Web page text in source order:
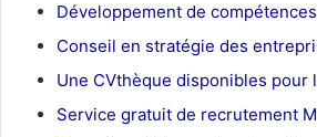
Développement de
Conseil en stratégie des
Une CVthèque disponibles pour
Service gratuit de recrutement